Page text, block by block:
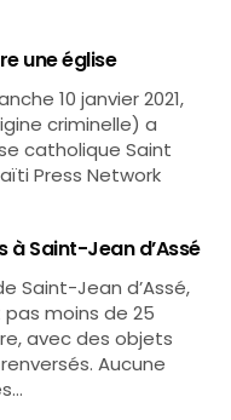
une église
10 janvier 2021,
criminelle) a
catholique Saint
Press Network
à Saint-Jean d’Assé
Saint-Jean d’Assé,
moins de 25
avec des objets
Aucune